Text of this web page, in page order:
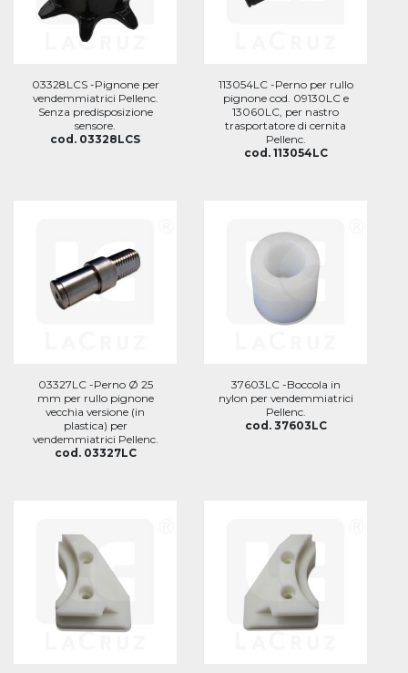
03328LCS -Pignone per
vendemmiatrici Pellenc.
Senza predisposizione
sensore.
cod. 03328LCS
113054LC -Perno per rullo
pignone cod. 09130LC e
13060LC, per nastro
trasportatore di cernita
Pellenc.
cod. 113054LC
03327LC -Perno Ø 25
mm per rullo pignone
vecchia versione (in
plastica) per
vendemmiatrici Pellenc.
cod. 03327LC
37603LC -Boccola in
nylon per vendemmiatrici
Pellenc.
cod. 37603LC